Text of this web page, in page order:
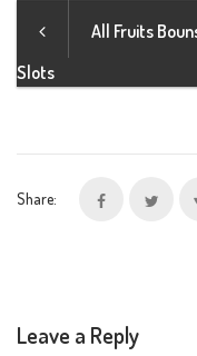
All Fruits
Slots
Share:
Leave a Reply